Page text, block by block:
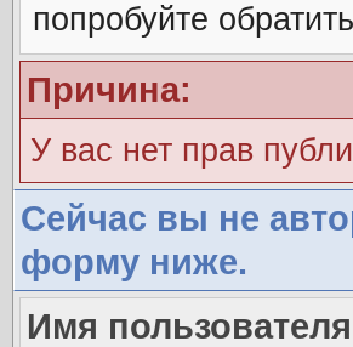
попробуйте
Причина:
У вас нет прав
Сейчас вы не
форму ниже.
Имя